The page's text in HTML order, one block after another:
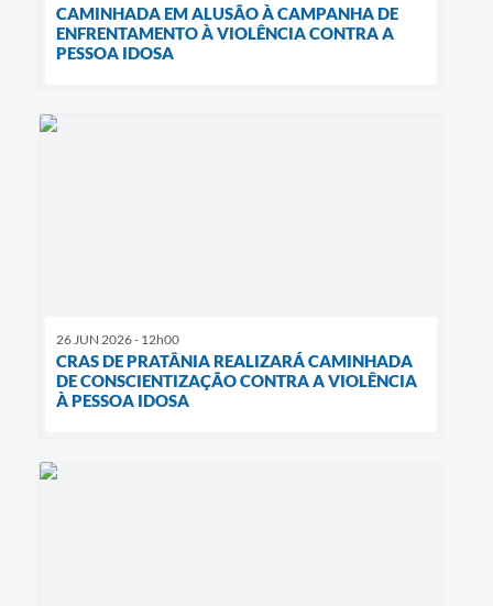
CAMINHADA EM ALUSÃO À CAMPANHA DE
ENFRENTAMENTO À VIOLÊNCIA CONTRA A
PESSOA IDOSA
26 JUN 2026 - 12h00
CRAS DE PRATÂNIA REALIZARÁ CAMINHADA
DE CONSCIENTIZAÇÃO CONTRA A VIOLÊNCIA
À PESSOA IDOSA